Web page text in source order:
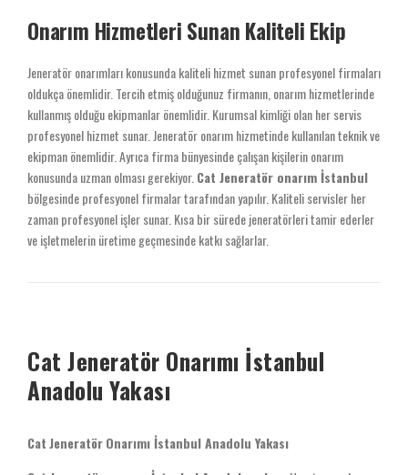
Onarım Hizmetleri Sunan Kaliteli Ekip
Jeneratör onarımları konusunda kaliteli hizmet sunan profesyonel firmaları
oldukça önemlidir. Tercih etmiş olduğunuz firmanın, onarım hizmetlerinde
kullanmış olduğu ekipmanlar önemlidir. Kurumsal kimliği olan her servis
profesyonel hizmet sunar. Jeneratör onarım hizmetinde kullanılan teknik ve
ekipman önemlidir. Ayrıca firma bünyesinde çalışan kişilerin onarım
konusunda uzman olması gerekiyor.Cat Jeneratör onarım İstanbul
bölgesinde profesyonel firmalar tarafından yapılır. Kaliteli servisler her
zaman profesyonel işler sunar. Kısa bir sürede jeneratörleri tamir ederler
ve işletmelerin üretime geçmesinde katkı sağlarlar.
Cat Jeneratör Onarımı İstanbul
Anadolu Yakası
CatJeneratörOnarımı İstanbul Anadolu Yakası